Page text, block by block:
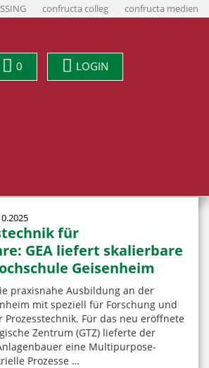
confructa colleg confructa medien
0 LOGIN
für
GEA liefert skalierbare
Geisenheim
praxisnahe Ausbildung an der
mit speziell für Forschung und
Prozesstechnik. Für das neu eröffnete
Zentrum (GTZ) lieferte der
eine Multipurpose-
Prozesse …